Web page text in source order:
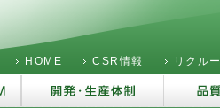
HOME CSR情報 リクル